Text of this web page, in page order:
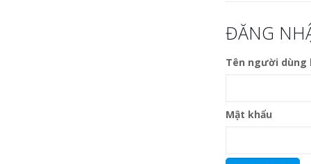
ĐĂNG
Tên người dùng
Mật khẩu